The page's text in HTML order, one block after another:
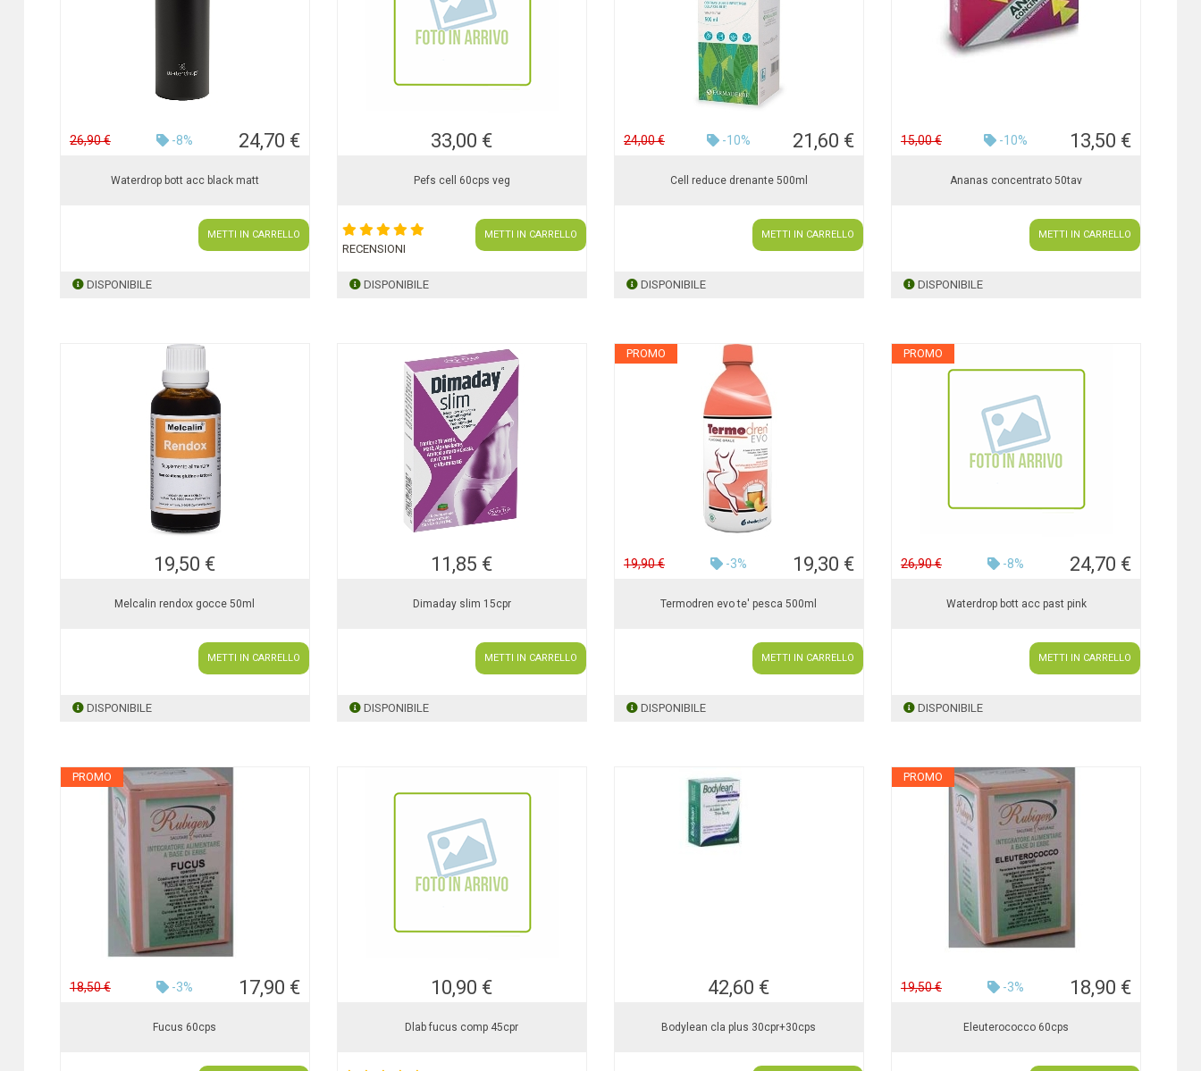
26,90 € -8% 24,70 €
Waterdrop bott acc black matt
METTI IN CARRELLO
DISPONIBILE
33,00 €
Pefs cell 60cps veg
RECENSIONI
METTI IN CARRELLO
DISPONIBILE
24,00 € -10% 21,60 €
Cell reduce drenante 500ml
METTI IN CARRELLO
DISPONIBILE
15,00 € -10% 13,50 €
Ananas concentrato 50tav
METTI IN CARRELLO
DISPONIBILE
19,50 €
Melcalin rendox gocce 50ml
METTI IN CARRELLO
DISPONIBILE
11,85 €
Dimaday slim 15cpr
METTI IN CARRELLO
DISPONIBILE
PROMO
19,90 € -3% 19,30 €
Termodren evo te' pesca 500ml
METTI IN CARRELLO
DISPONIBILE
PROMO
26,90 € -8% 24,70 €
Waterdrop bott acc past pink
METTI IN CARRELLO
DISPONIBILE
PROMO
18,50 € -3% 17,90 €
Fucus 60cps
10,90 €
Dlab fucus comp 45cpr
42,60 €
Bodylean cla plus 30cpr+30cps
PROMO
19,50 € -3% 18,90 €
Eleuterococco 60cps